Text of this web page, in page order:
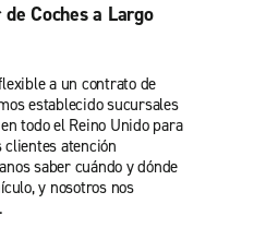
Coches a Largo
a un contrato de
establecido sucursales
todo el Reino Unido para
atención
saber cuándo y dónde
y nosotros nos